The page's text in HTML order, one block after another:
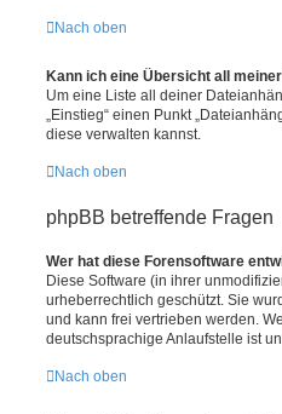
Nach oben
Kann ich eine Übersicht all
Um eine Liste all deiner
„Einstieg“ einen Punkt
diese verwalten kannst.
Nach oben
phpBB betreffende Fragen
Wer hat diese Forensoftware
Diese Software (in ihrer
urheberrechtlich geschützt. Sie
und kann frei vertrieben werden.
deutschsprachige Anlaufstelle ist
Nach oben